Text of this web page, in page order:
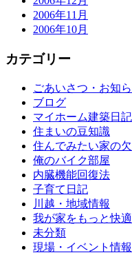
2006年11月
2006年10月
カテゴリー
ごあいさつ・お知
ブログ
マイホーム建築日記
住まいの豆知識
住んでみたい家の
俺のバイク部屋
内臓機能回復法
子育て日記
川越・地域情報
我が家をもっと快
未分類
現場・イベント情報